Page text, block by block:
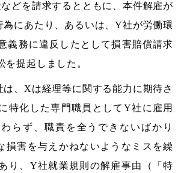
どを請求するとともに、本件解雇が
為にあたり、あるいは、Y社が労働環
義務に違反したとして損害賠償請求
を提起しました。
は、Xは経理等に関する能力に期待さ
特化した専門職員としてY社に雇用
らず、職責を全うできないばかり
損害を与えかねないようなミスを繰
り、Y社就業規則の解雇事由（「特